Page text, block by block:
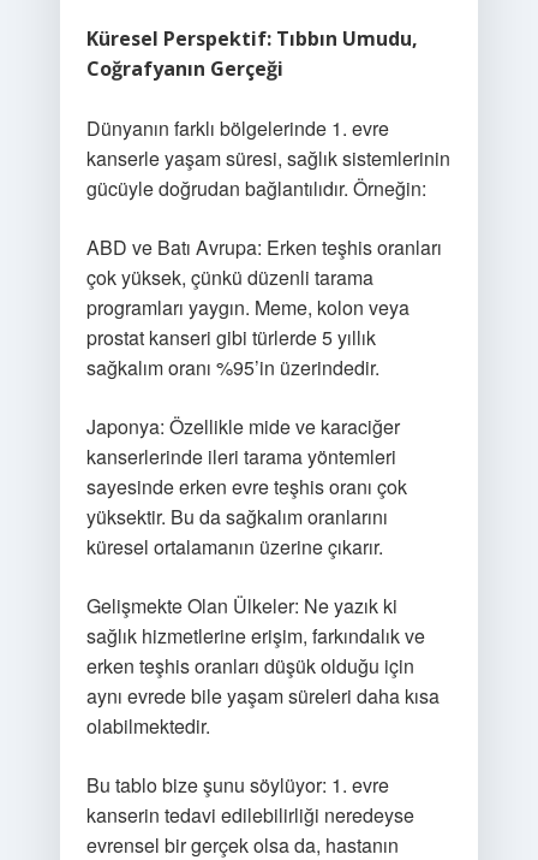
Küresel Perspektif: Tıbbın Umudu,
Coğrafyanın Gerçeği
Dünyanın farklı bölgelerinde 1. evre
kanserle yaşam süresi, sağlık sistemlerinin
gücüyle doğrudan bağlantılıdır. Örneğin:
ABD ve Batı Avrupa: Erken teşhis oranları
çok yüksek, çünkü düzenli tarama
programları yaygın. Meme, kolon veya
prostat kanseri gibi türlerde 5 yıllık
sağkalım oranı %95’in üzerindedir.
Japonya: Özellikle mide ve karaciğer
kanserlerinde ileri tarama yöntemleri
sayesinde erken evre teşhis oranı çok
yüksektir. Bu da sağkalım oranlarını
küresel ortalamanın üzerine çıkarır.
Gelişmekte Olan Ülkeler: Ne yazık ki
sağlık hizmetlerine erişim, farkındalık ve
erken teşhis oranları düşük olduğu için
aynı evrede bile yaşam süreleri daha kısa
olabilmektedir.
Bu tablo bize şunu söylüyor: 1. evre
kanserin tedavi edilebilirliği neredeyse
evrensel bir gerçek olsa da, hastanın